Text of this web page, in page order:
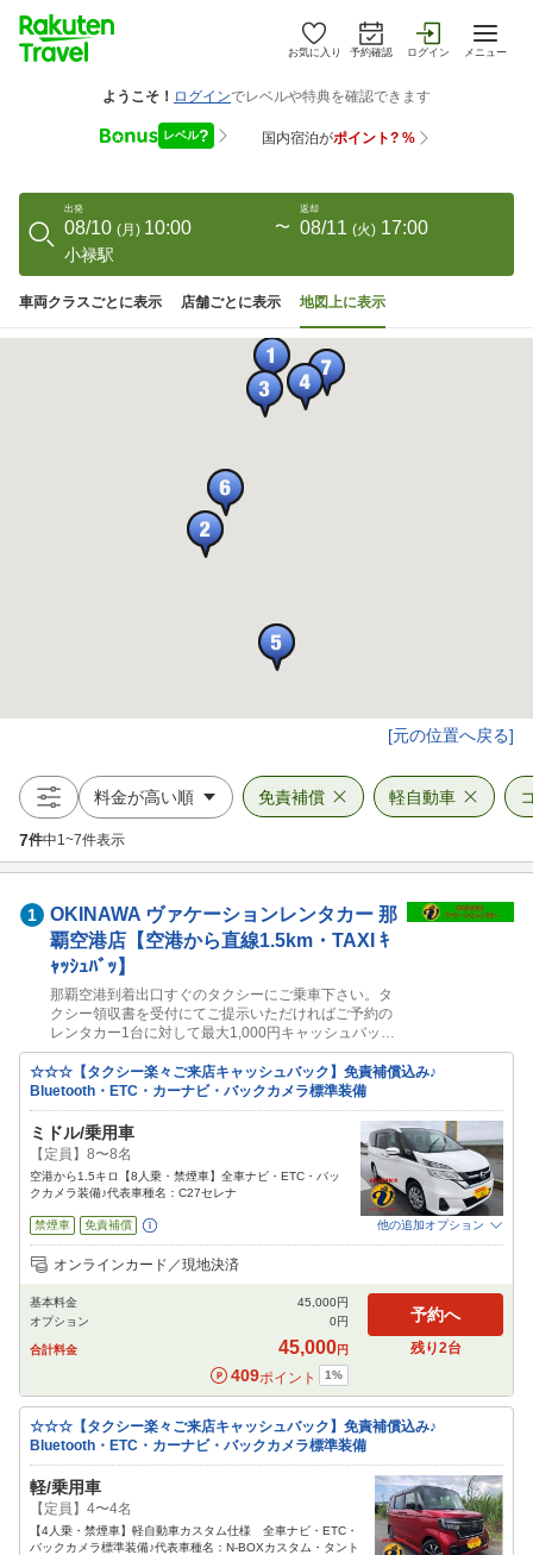
お気に入り 予約確認 ログイン メニュー
出発
08/10 (月) 10:00 〜
返却
08/11 (火) 17:00
小禄駅
車両クラスごとに表示 店舗ごとに表示 地図上に表示
[元の位置へ戻る]
免責補償 軽自動車
7件中1~7件表示
1 OKINAWA ヴァケーションレンタカー 那
覇空港店【空港から直線1.5km・TAXI ｷ
ｬｯｼｭﾊﾞｯ】
那覇空港到着出口すぐのタクシーにご乗車下さい。タ
クシー領収書を受付にてご提示いただければご予約の
レンタカー1台に対して最大1,000円キャッシュバック
させていただきます。領収書のご提示がない場合は対
象外となりますのでご注意ください。空港以外からの
タクシーキャッシュバックは行っておりませんのでご
了承ください。＊運転手の方に「那覇市かなぐすく2-
12-6でナビを入れてください」とお伝え下さい。
☆☆☆【タクシー楽々ご来店キャッシュバック】免責補償込み♪
Bluetooth・ETC・カーナビ・バックカメラ標準装備
ミドル/乗用車
【定員】8〜8名
空港から1.5キロ【8人乗・禁煙車】全車ナビ・ETC・バッ
クカメラ装備♪代表車種名：C27セレナ
禁煙車 免責補償 他の追加オプション
追加可能オプション
（次画面で選択ができます）
オンラインカード／現地決済
基本料金 45,000円
オプション
0円
合計料金 45,000円
409ポイント 1%
予約へ
残り2台
☆☆☆【タクシー楽々ご来店キャッシュバック】免責補償込み♪
Bluetooth・ETC・カーナビ・バックカメラ標準装備
軽/乗用車
【定員】4〜4名
【4人乗・禁煙車】軽自動車カスタム仕様 全車ナビ・ETC・
バックカメラ標準装備♪代表車種名：N-BOXカスタム・タント